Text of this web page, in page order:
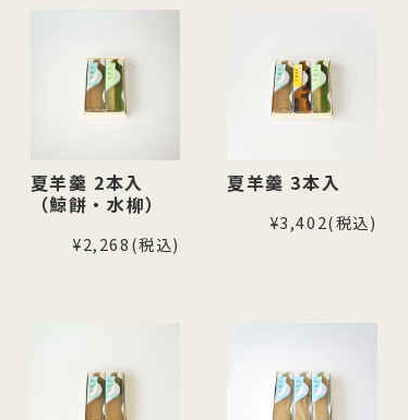
夏羊羹 2本入
（鯨餅・水柳）
¥2,268(税込)
夏羊羹 3本入
¥3,402(税込)